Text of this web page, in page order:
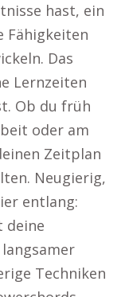
hast, ein
Fähigkeiten
Das
Lernzeiten
Ob du früh
oder am
Zeitplan
Neugierig,
entlang:
deine
Techniken